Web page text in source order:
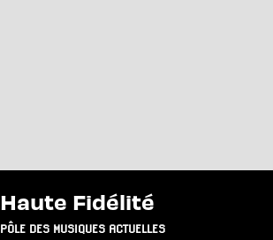
Haute Fidélité
PÔLE DES MUSIQUES ACTUELLES